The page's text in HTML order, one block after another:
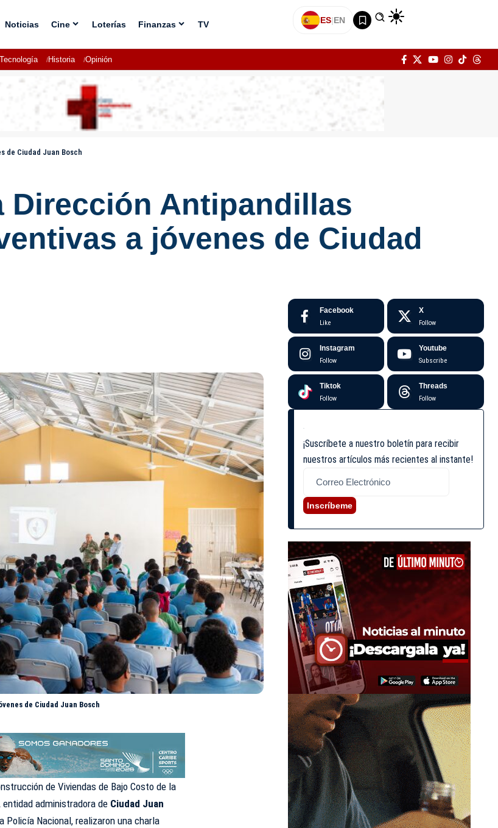
Noticias Cine Loterías Finanzas TV ES|EN
Tecnología Historia Opinión
de Ciudad Juan Bosch
Dirección Antipandillas
a jóvenes de Ciudad
de Ciudad Juan Bosch
de Viviendas de Bajo Costo de la
entidad administradora de Ciudad Juan
Policía Nacional, realizaron una charla
Facebook
Like
X
Follow
Instagram
Follow
Youtube
Subscribe
Tiktok
Follow
Threads
Follow
¡Suscríbete a nuestro boletín para recibir
nuestros artículos más recientes al instante!
Inscríbeme